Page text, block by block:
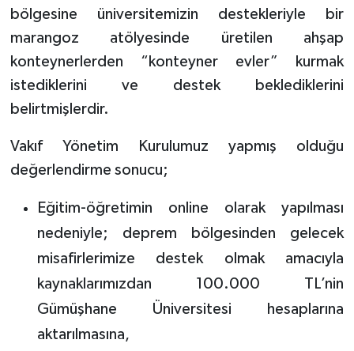
bölgesine üniversitemizin destekleriyle bir
marangoz atölyesinde üretilen ahşap
konteynerlerden “konteyner evler” kurmak
istediklerini ve destek beklediklerini
belirtmişlerdir.
Vakıf Yönetim Kurulumuz yapmış olduğu
değerlendirme sonucu;
Eğitim-öğretimin online olarak yapılması
nedeniyle; deprem bölgesinden gelecek
misafirlerimize destek olmak amacıyla
kaynaklarımızdan 100.000 TL’nin
Gümüşhane Üniversitesi hesaplarına
aktarılmasına,